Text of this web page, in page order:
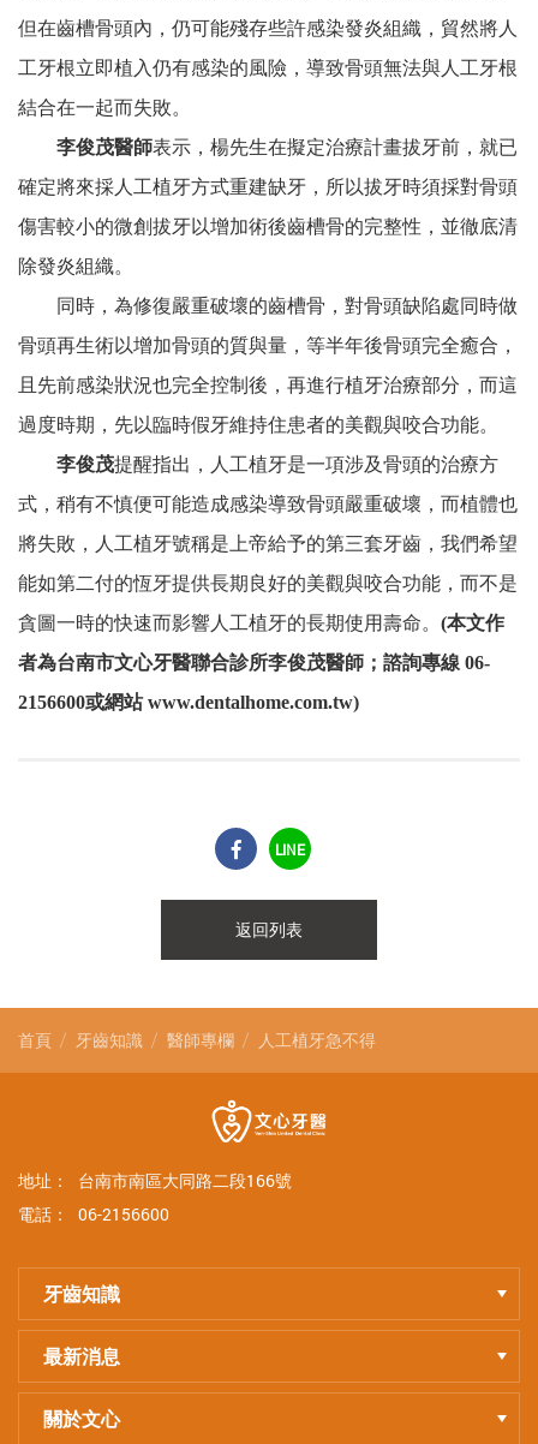
但在齒槽骨頭內，仍可能殘存些許感染發炎組織，貿然將人
工牙根立即植入仍有感染的風險，導致骨頭無法與人工牙根
結合在一起而失敗。
李俊茂醫師表示，楊先生在擬定治療計畫拔牙前，就已
確定將來採人工植牙方式重建缺牙，所以拔牙時須採對骨頭
傷害較小的微創拔牙以增加術後齒槽骨的完整性，並徹底清
除發炎組織。
同時，為修復嚴重破壞的齒槽骨，對骨頭缺陷處同時做
骨頭再生術以增加骨頭的質與量，等半年後骨頭完全癒合，
且先前感染狀況也完全控制後，再進行植牙治療部分，而這
過度時期，先以臨時假牙維持住患者的美觀與咬合功能。
李俊茂提醒指出，人工植牙是一項涉及骨頭的治療方
式，稍有不慎便可能造成感染導致骨頭嚴重破壞，而植體也
將失敗，人工植牙號稱是上帝給予的第三套牙齒，我們希望
能如第二付的恆牙提供長期良好的美觀與咬合功能，而不是
貪圖一時的快速而影響人工植牙的長期使用壽命。 (本文作
者為台南市文心牙醫聯合診所李俊茂醫師；諮詢專線 06-
2156600或網站www.dentalhome.com.tw)
LINE
返回列表
首頁 牙齒知識 醫師專欄 人工植牙急不得
地址：
台南市南區大同路二段166號
電話：
06-2156600
牙齒知識
最新消息
關於文心